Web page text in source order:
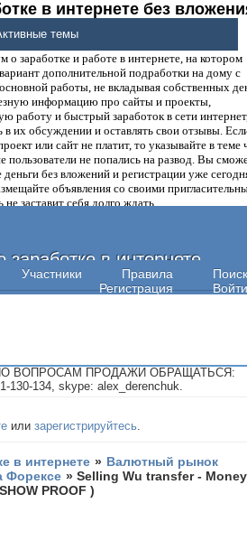
в интернете без
денег.
заработке и работе в интернете, на котором
дополнительной подработки на дому с
работы, не вкладывая собственных
информацию про сайты и проекты,
работу и быстрый заработок в сети
в их обсуждении и оставлять свои отзывы.
или сайт не платит, то указывайте в теме
пользователи не попались на развод. Вы
деньги без вложений и регистрации уже
объявления со своими
заставит себя долго ждать.
в интернете
Участники Правила
Поиск
Регистрация
Войти
темы
ВОПРОСАМ ПРОДАЖИ ОБРАЩАТЬСЯ:
130-134, skype: alex_derenchuk.
илизарегистрируйтесь
в интернете » Валютный рынок
Форексе »Selling Wu transfer - Money
PROOF )